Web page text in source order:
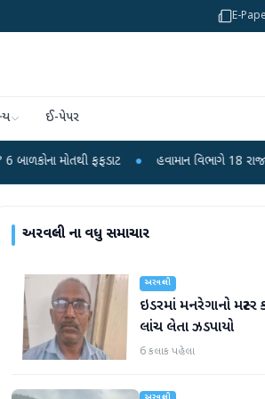
E-
ઈ-પેપર
ફફડાટ ● હવામાન વિભાગે 18 રાજ્યો માટે ભારે
અરવલ્લીના વધુ સમાચાર
અરવલ્લી
ઇડરમાં મનરેગાનો મસ્ટર
લાંચ લેતા ઝડપાયો
6 કલાક પહેલા